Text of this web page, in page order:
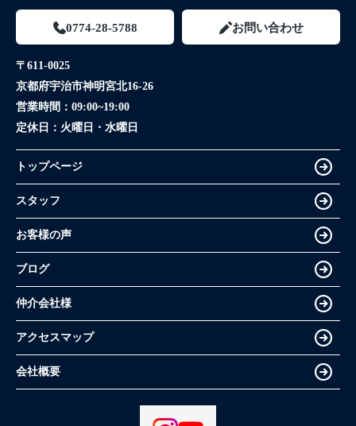
0774-28-5788 お問い合わせ
〒611-0025
京都府宇治市神明宮北16-26
営業時間： 09:00~19:00
定休日： 火曜日・水曜日
トップページ
スタッフ
お客様の声
ブログ
仲介会社様
アクセスマップ
会社概要